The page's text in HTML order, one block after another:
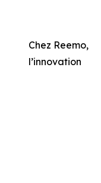
Chez Reemo,
l’innovation